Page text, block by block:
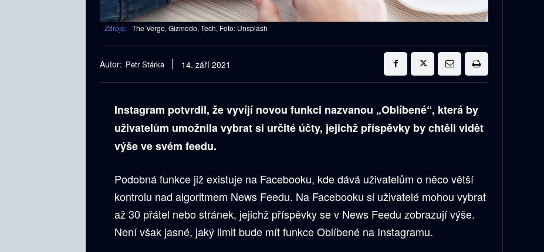
Zdroje: The Verge, Gizmodo, Tech, Foto: Unsplash
Autor: Petr Stárka 14. září 2021
Instagram potvrdil, že vyvíjí novou funkci nazvanou „Oblíbené“, která by
uživatelům umožnila vybrat si určité účty, jejichž příspěvky by chtěli vidět
výše ve svém feedu.
Podobná funkce již existuje na Facebooku, kde dává uživatelům o něco větší
kontrolu nad algoritmem News Feedu. Na Facebooku si uživatelé mohou vybrat
až 30 přátel nebo stránek, jejichž příspěvky se v News Feedu zobrazují výše.
Není však jasné, jaký limit bude mít funkce Oblíbené na Instagramu.